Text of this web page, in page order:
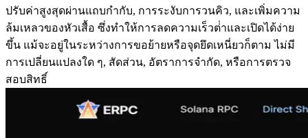
ปรับค่าสูงสุดผ่านแถบกํากับ, การระงับการวนคิว, และเพิ่มความ
ล้มเหลวของหัวเสื้อ ซึ่งทําให้การลดความเร็วต่ําและเปิดได้ง่าย
ขึ้น แม้จะอยู่ในระหว่างการขอย้ายหรือจุดยึดเหนี่ยวก็ตาม ไม่มี
การเปลี่ยนแปลงใด ๆ, สัดส่วน, อัตราการจํากัด, หรือการตรวจ
สอบสิทธิ์